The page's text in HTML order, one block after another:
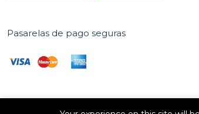
Pasarelas de pago seguras